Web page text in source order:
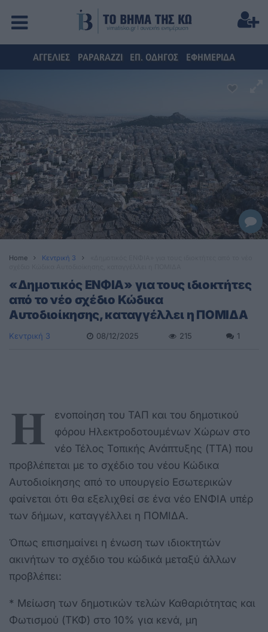
ΑΓΓΕΛΙΕΣ PAPARAZZI ΕΠ. ΟΔΗΓΟΣ ΕΦΗΜΕΡΙΔΑ
Home Κεντρική 3
«Δημοτικός ΕΝΦΙΑ» για τους ιδιοκτήτες
από το νέο σχέδιο Κώδικα
Αυτοδιοίκησης, καταγγέλλει η ΠΟΜΙΔΑ
Κεντρική 3 08/12/2025 215 1
Η
ενοποίηση του ΤΑΠ και του δημοτικού
φόρου Ηλεκτροδοτουμένων Χώρων στο
νέο Τέλος Τοπικής Ανάπτυξης (ΤΤΑ) που
προβλέπεται με το σχέδιο του νέου Κώδικα
Αυτοδιοίκησης από το υπουργείο Εσωτερικών
φαίνεται ότι θα εξελιχθεί σε ένα νέο ΕΝΦΙΑ υπέρ
των δήμων, καταγγέλλει η ΠΟΜΙΔΑ.
Όπως επισημαίνει η ένωση των ιδιοκτητών
ακινήτων το σχέδιο του κώδικά μεταξύ άλλων
προβλέπει:
* Μείωση των δημοτικών τελών Καθαριότητας και
Φωτισμού (ΤΚΦ) στο 10% για κενά, μη